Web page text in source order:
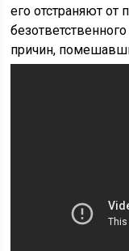
его отстраняют
причин,